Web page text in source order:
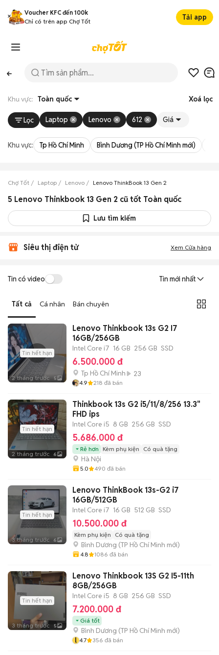
Voucher KFC đến 100k
Chỉ có trên app Chợ Tốt
Tải app
Khu vực: Toàn quốc Xoá lọc
Lọc Laptop Lenovo 612 Giá
Khu vực: Tp Hồ Chí Minh Bình Dương (TP Hồ Chí Minh mới)
Chợ Tốt Laptop Lenovo Lenovo ThinkBook 13 Gen 2
5 Lenovo Thinkbook 13 Gen 2 cũ tốt Toàn quốc
Lưu tìm kiếm
Siêu thị điện tử Xem Cửa hàng
Tin có video Tin mới nhất
Tất cả Cá nhân Bán chuyên
Tin hết hạn
2 tháng trước 5
Lenovo Thinkbook 13s G2 I7
16GB/256GB
Intel Core i7 16 GB 256 GB SSD
6.500.000 đ
Tp Hồ Chí Minh 23
4.9 218 đã bán
Tin hết hạn
2 tháng trước 6
Thinkbook 13s G2 i5/11/8/256 13.3"
FHD ips
Intel Core i5 8 GB 256 GB SSD
5.686.000 đ
Rẻ hơn Kèm phụ kiện Có quà tặng
Hà Nội
5.0 490 đã bán
Tin hết hạn
3 tháng trước 6
Lenovo ThinkBook 13s-G2 i7
16GB/512GB
Intel Core i7 16 GB 512 GB SSD
10.500.000 đ
Kèm phụ kiện Có quà tặng
Bình Dương (TP Hồ Chí Minh mới)
4.8 1086 đã bán
Tin hết hạn
3 tháng trước 5
Lenovo Thinkbook 13S G2 I5-11th
8GB/256GB
Intel Core i5 8 GB 256 GB SSD
7.200.000 đ
Giá tốt
Bình Dương (TP Hồ Chí Minh mới)
l 4.7 356 đã bán